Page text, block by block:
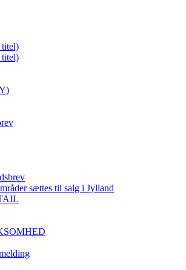
titel)
titel)
sættes til salg i Jylland